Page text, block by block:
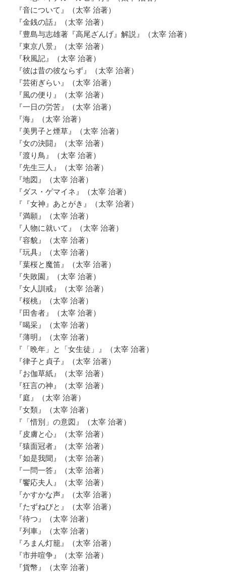
『音について』（太宰 治著）
『金銭の話』（太宰 治著）
『豊島与志雄著『高尾ざんげ』解説』（太宰 治著）
『東京八景』（太宰 治著）
『秋風記』（太宰 治著）
『彼は昔の彼ならず』（太宰 治著）
『芸術ぎらい』（太宰 治著）
『風の便り』（太宰 治著）
『一日の労苦』（太宰 治著）
『海』（太宰 治著）
『美男子と煙草』（太宰 治著）
『女の決闘』（太宰 治著）
『渡り鳥』（太宰 治著）
『先生三人』（太宰 治著）
『地図』（太宰 治著）
『ダス・ゲマイネ』（太宰 治著）
『『女神』あとがき』（太宰 治著）
『満願』（太宰 治著）
『人物に就いて』（太宰 治著）
『容貌』（太宰 治著）
『玩具』（太宰 治著）
『葉桜と魔笛』（太宰 治著）
『失敗園』（太宰 治著）
『女人訓戒』（太宰 治著）
『桜桃』（太宰 治著）
『田舎者』（太宰 治著）
『喝采』（太宰 治著）
『薄明』（太宰 治著）
『「晩年」と「女生徒」』（太宰 治著）
『律子と貞子』（太宰 治著）
『お伽草紙』（太宰 治著）
『狂言の神』（太宰 治著）
『庭』（太宰 治著）
『女類』（太宰 治著）
『「惜別」の意図』（太宰 治著）
『皮膚と心』（太宰 治著）
『猿面冠者』（太宰 治著）
『如是我聞』（太宰 治著）
『一問一答』（太宰 治著）
『饗応夫人』（太宰 治著）
『かすかな声』（太宰 治著）
『たずねびと』（太宰 治著）
『待つ』（太宰 治著）
『列車』（太宰 治著）
『ろまん灯籠』（太宰 治著）
『市井喧争』（太宰 治著）
『貨幣』（太宰 治著）